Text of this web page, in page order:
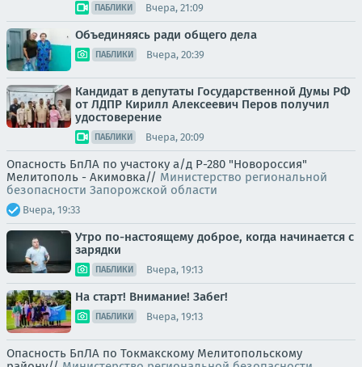
ПАБЛИКИ Вчера, 21:09
Объединяясь ради общего дела
ПАБЛИКИ Вчера, 20:39
Кандидат в депутаты Государственной Думы РФ
от ЛДПР Кирилл Алексеевич Перов получил
удостоверение
ПАБЛИКИ Вчера, 20:09
Опасность БпЛА по участоку а/д Р-280 "Новороссия"
Мелитополь - Акимовка// Министерство региональной
безопасности Запорожской области
Вчера, 19:33
Утро по-настоящему доброе, когда начинается с
зарядки
ПАБЛИКИ Вчера, 19:13
На старт! Внимание! Забег!
ПАБЛИКИ Вчера, 19:13
Опасность БпЛА по Токмакскому Мелитопольскому